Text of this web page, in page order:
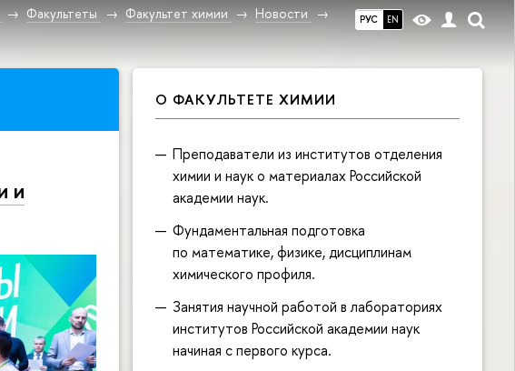
РУС EN
Факультеты Факультет химии
Новости
О ФАКУЛЬТЕТЕ ХИМИИ
Преподаватели из институтов отделения
химии и наук о материалах Российской
академии наук.
Фундаментальная подготовка
по математике, физике, дисциплинам
химического профиля.
Занятия научной работой в лабораториях
институтов Российской академии наук
начиная с первого курса.
и